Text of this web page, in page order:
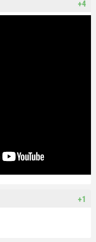
+4
+1